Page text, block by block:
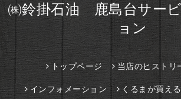
㈱鈴掛石油 鹿島台サー
ョン
トップページ 当店のヒストリ
インフォメーション くるまが買え